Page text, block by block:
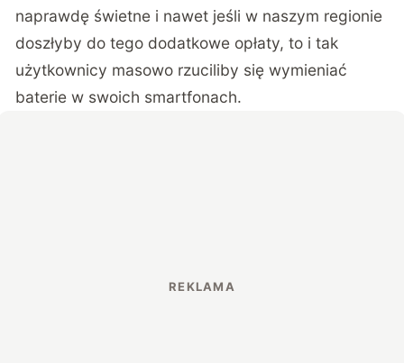
naprawdę świetne i nawet jeśli w naszym regionie
doszłyby do tego dodatkowe opłaty, to i tak
użytkownicy masowo rzuciliby się wymieniać
baterie w swoich smartfonach.